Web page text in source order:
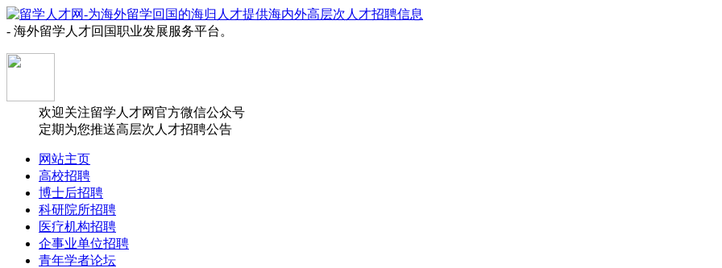
- 海外留学人才回国职业发展服务平台。
欢迎关注留学人才网官方微信公众号
定期为您推送高层次人才招聘公告
网站主页
高校招聘
博士后招聘
科研院所招聘
医疗机构招聘
企事业单位招聘
青年学者论坛